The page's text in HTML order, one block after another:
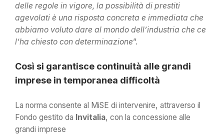
delle regole in vigore, la possibilità di prestiti
agevolati è una risposta concreta e immediata che
abbiamo voluto dare al mondo dell’industria che ce
l’ha chiesto con determinazione”.
Così si garantisce continuità alle grandi
imprese in temporanea difficoltà
La norma consente al MiSE di intervenire, attraverso il
Fondo gestito da Invitalia, con la concessione alle
grandi imprese